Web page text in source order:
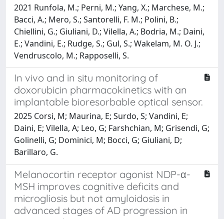
2021 Runfola, M.; Perni, M.; Yang, X.; Marchese, M.;
Bacci, A.; Mero, S.; Santorelli, F. M.; Polini, B.;
Chiellini, G.; Giuliani, D.; Vilella, A.; Bodria, M.; Daini,
E.; Vandini, E.; Rudge, S.; Gul, S.; Wakelam, M. O. J.;
Vendruscolo, M.; Rapposelli, S.
In vivo and in situ monitoring of
doxorubicin pharmacokinetics with an
implantable bioresorbable optical sensor.
2025 Corsi, M; Maurina, E; Surdo, S; Vandini, E;
Daini, E; Vilella, A; Leo, G; Farshchian, M; Grisendi, G;
Golinelli, G; Dominici, M; Bocci, G; Giuliani, D;
Barillaro, G.
Melanocortin receptor agonist NDP-α-
MSH improves cognitive deficits and
microgliosis but not amyloidosis in
advanced stages of AD progression in